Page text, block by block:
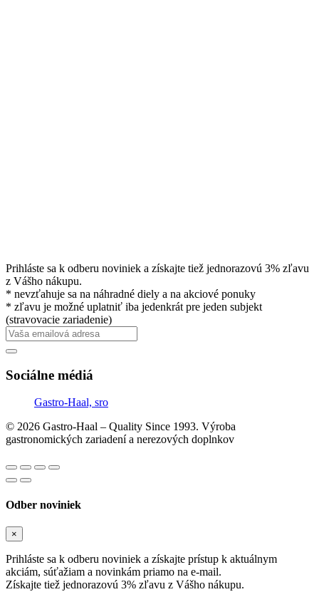
Prihláste sa k odberu noviniek a získajte tiež jednorazovú 3% zľavu
z Vášho nákupu.
* nevzťahuje sa na náhradné diely a na akciové ponuky
* zľavu je možné uplatniť iba jedenkrát pre jeden subjekt
(stravovacie zariadenie)
Sociálne médiá
Gastro-Haal, sro
© 2026 Gastro-Haal – Quality Since 1993. Výroba
gastronomických zariadení a nerezových doplnkov
Odber noviniek
×
Prihláste sa k odberu noviniek a získajte prístup k aktuálnym
akciám, súťažiam a novinkám priamo na e-mail.
Získajte tiež jednorazovú 3% zľavu z Vášho nákupu.